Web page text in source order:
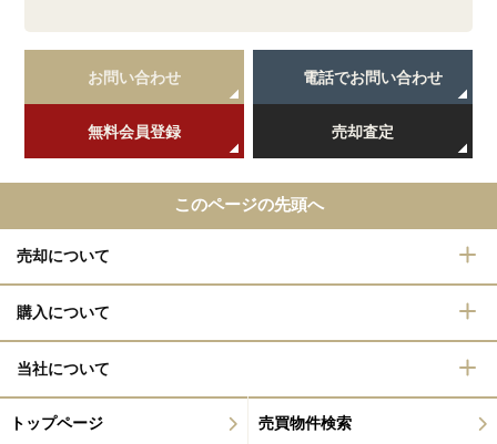
お問い合わせ 電話でお問い合わせ
無料会員登録 売却査定
このページの先頭へ
売却について
購入について
当社について
トップページ 売買物件検索